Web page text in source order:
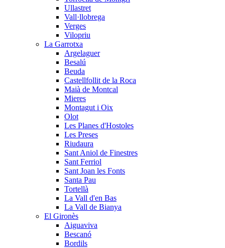
Ullastret
Vall·llobrega
Verges
Vilopriu
La Garrotxa
Argelaguer
Besalú
Beuda
Castellfollit de la Roca
Maià de Montcal
Mieres
Montagut i Oix
Olot
Les Planes d'Hostoles
Les Preses
Riudaura
Sant Aniol de Finestres
Sant Ferriol
Sant Joan les Fonts
Santa Pau
Tortellà
La Vall d'en Bas
La Vall de Bianya
El Gironès
Aiguaviva
Bescanó
Bordils